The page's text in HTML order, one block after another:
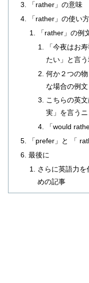
「rather」の意味
「rather」の使い方
「rather」の例
「今夜はお
たい」と言う
何か２つの
な場合の例文
こちらの英
実」を言うニ
「would
「prefer」と 「
最後に
さらに英語力を
めの記事